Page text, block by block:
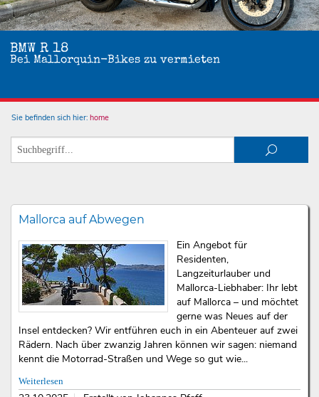
BMW R 18
Bei Mallorquin-Bikes zu vermieten
Sie befinden sich hier: home
Mallorca auf Abwegen
Ein Angebot für
Residenten,
Langzeiturlauber und
Mallorca-Liebhaber: Ihr lebt
auf Mallorca – und möchtet
gerne was Neues auf der
Insel entdecken? Wir entführen euch in ein Abenteuer auf zwei
Rädern. Nach über zwanzig Jahren können wir sagen: niemand
kennt die Motorrad-Straßen und Wege so gut wie...
Weiterlesen